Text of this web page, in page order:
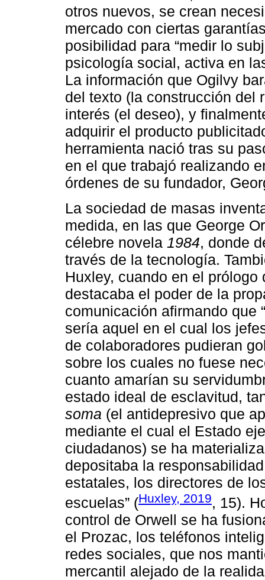
otros nuevos, se crean
mercado con ciertas
posibilidad para “medir lo
psicología social, activa en
La información que Ogilvy
del texto (la construcción del
interés (el deseo), y
adquirir el producto
herramienta nació tras su
en el que trabajó realizando
órdenes de su fundador,
La sociedad de masas
medida, en las que George
célebre novela 1984, donde
través de la tecnología.
Huxley, cuando en el
destacaba el poder de la
comunicación afirmando que
sería aquel en el cual los
de colaboradores pudieran
sobre los cuales no fuese
cuanto amarían su
estado ideal de esclavitud,
soma (el antidepresivo que
mediante el cual el Estado
ciudadanos) se ha
depositaba la
estatales, los directores de
escuelas” (Huxley, 2019, 15).
control de Orwell se ha
el Prozac, los teléfonos
redes sociales, que nos
mercantil alejado de la